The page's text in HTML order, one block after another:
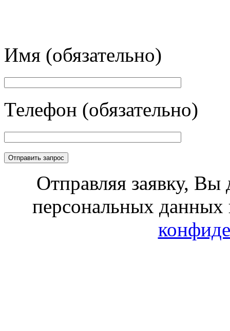
Имя (обязательно)
Телефон (обязательно)
Отправляя заявку, Вы
персональных данных